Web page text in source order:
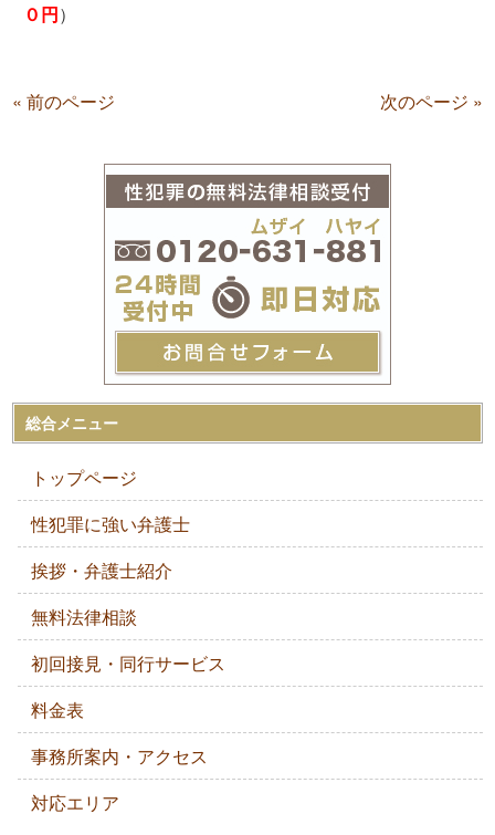
０円）
« 前のページ 次のページ »
総合メニュー
トップページ
性犯罪に強い弁護士
挨拶・弁護士紹介
無料法律相談
初回接見・同行サービス
料金表
事務所案内・アクセス
対応エリア